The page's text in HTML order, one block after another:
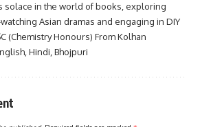
solace in the world of books, exploring
Asian dramas and engaging in DIY
(Chemistry Honours) From Kolhan
Hindi, Bhojpuri